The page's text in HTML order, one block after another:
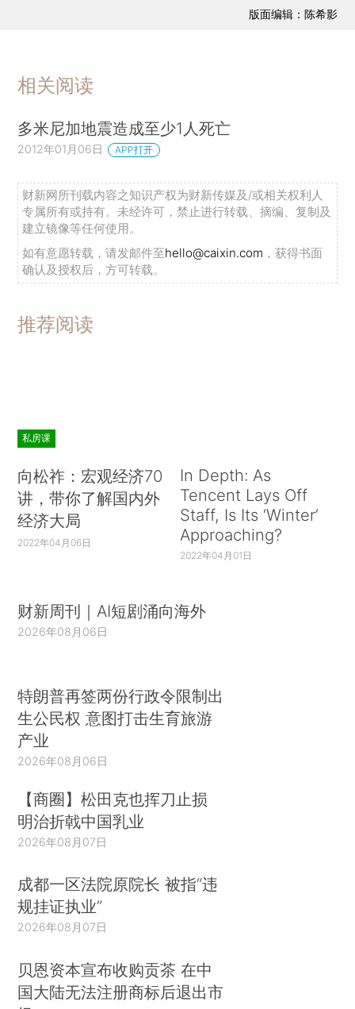
版面编辑：陈希影
相关阅读
多米尼加地震造成至少1人死亡
2012年01月06日 APP打开
财新网所刊载内容之知识产权为财新传媒及/或相关权利人
专属所有或持有。未经许可，禁止进行转载、摘编、复制及
建立镜像等任何使用。
如有意愿转载，请发邮件至hello@caixin.com ，获得书面
确认及授权后，方可转载。
推荐阅读
私房课
向松祚：宏观经济70
讲，带你了解国内外
经济大局
2022年04月06日
In Depth: As
Tencent Lays Off
Staff, Is Its ‘Winter’
Approaching?
2022年04月01日
财新周刊｜AI短剧涌向海外
2026年08月06日
特朗普再签两份行政令限制出
生公民权 意图打击生育旅游
产业
2026年08月06日
【商圈】松田克也挥刀止损
明治折戟中国乳业
2026年08月07日
成都一区法院原院长 被指“违
规挂证执业”
2026年08月07日
贝恩资本宣布收购贡茶 在中
国大陆无法注册商标后退出市